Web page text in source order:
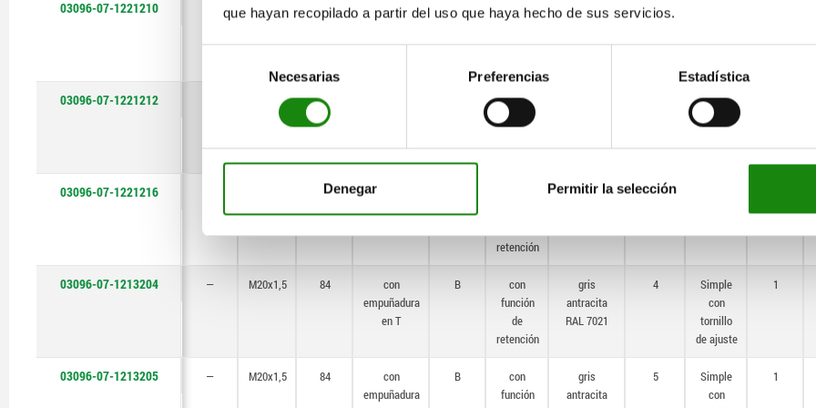
que hayan recopilado a partir del uso que haya hecho de sus servicios.
consentimiento
Necesarias Preferencias Estadística
Denegar Permitir la selección
03096-07-1221210 M20x1,5 94
con
en T
B
con
de
gris
RAL 7021
10
03096-07-1221212 M20x1,5 94
con
función
simple
03096-07-1221216 94
empuñadura
retención
gris
16
03096-07-1213204 — M20x1,5 84
con
empuñadura
en T
B
con
función
de
retención
gris
antracita
RAL 7021
4
Simple
con
tornillo
de ajuste
1
03096-07-1213205 — M20x1,5 84
con
empuñadura
B
con
función
gris
antracita
5
Simple
con
1